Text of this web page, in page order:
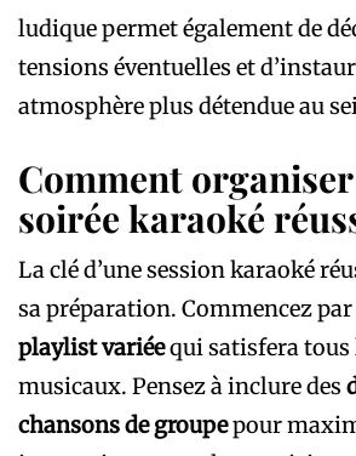
ludique permet également de
tensions éventuelles et
atmosphère plus détendue au
Comment
soirée karaoké
La clé d’une session karaoké
sa préparation. Commencez par
playlist variéequi satisfera tous
musicaux. Pensez à inclure des
chansons de groupepour